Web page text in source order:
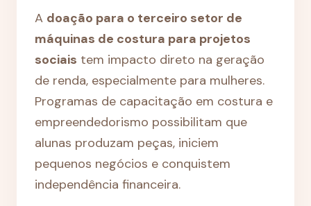
A doação para o terceiro setor de
máquinas de costura para projetos
sociais tem impacto direto na geração
de renda, especialmente para mulheres.
Programas de capacitação em costura e
empreendedorismo possibilitam que
alunas produzam peças, iniciem
pequenos negócios e conquistem
independência financeira.